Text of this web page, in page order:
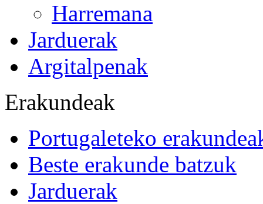
Harremana
Jarduerak
Argitalpenak
Erakundeak
Portugaleteko
Beste erakunde batzuk
Jarduerak